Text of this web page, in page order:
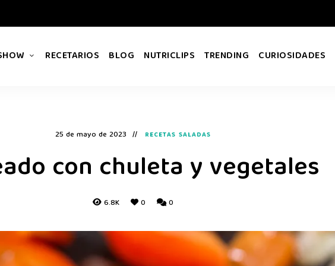
RECETARIOS BLOG NUTRICLIPS TRENDING CURIOSIDADES
25 de mayo de 2023 RECETAS SALADAS
con chuleta y vegetales
6.8K 0 0